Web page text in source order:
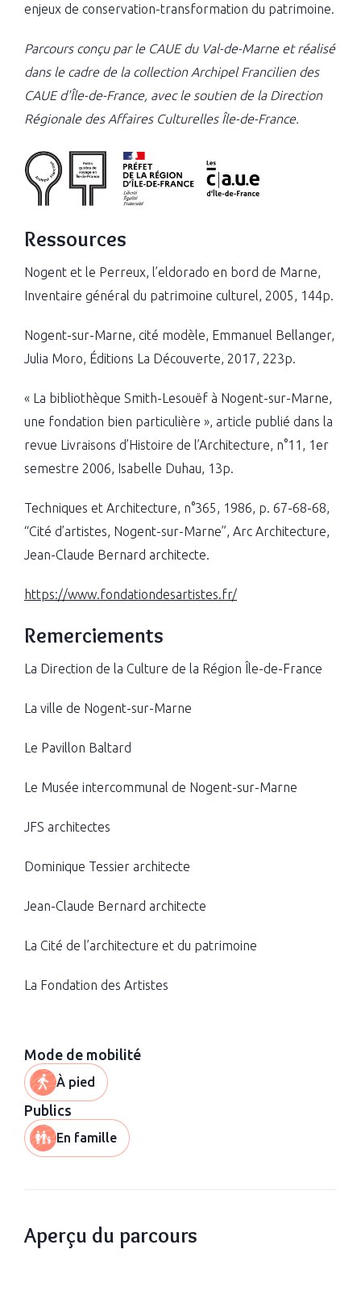
enjeux de conservation-transformation du patrimoine.
Parcours conçu par le CAUE du Val-de-Marne et réalisé
dans le cadre de la collection Archipel Francilien des
CAUE d'Île-de-France, avec le soutien de la Direction
Régionale des Affaires Culturelles Île-de-France.
Ressources
Nogent et le Perreux, l’eldorado en bord de Marne,
Inventaire général du patrimoine culturel, 2005, 144p.
Nogent-sur-Marne, cité modèle, Emmanuel Bellanger,
Julia Moro, Éditions La Découverte, 2017, 223p.
« La bibliothèque Smith-Lesouëf à Nogent-sur-Marne,
une fondation bien particulière », article publié dans la
revue Livraisons d’Histoire de l’Architecture, n°11, 1er
semestre 2006, Isabelle Duhau, 13p.
Techniques et Architecture, n°365, 1986, p. 67-68-68,
“Cité d’artistes, Nogent-sur-Marne”, Arc Architecture,
Jean-Claude Bernard architecte.
https://www.fondationdesartistes.fr/
Remerciements
La Direction de la Culture de la Région Île-de-France
La ville de Nogent-sur-Marne
Le Pavillon Baltard
Le Musée intercommunal de Nogent-sur-Marne
JFS architectes
Dominique Tessier architecte
Jean-Claude Bernard architecte
La Cité de l’architecture et du patrimoine
La Fondation des Artistes
Mode de mobilité
À pied
Publics
En famille
Aperçu du parcours